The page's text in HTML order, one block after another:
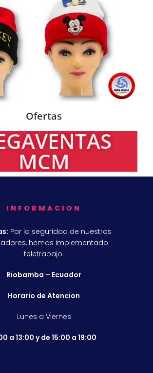
Ofertas
MCM
INFORMACION
Por la seguridad de nuestros
hemos implementado
teletrabajo.
Riobamba – Ecuador
Horario de Atencion
Lunes a Viernes
a 13:00 y de 15:00 a 19:00